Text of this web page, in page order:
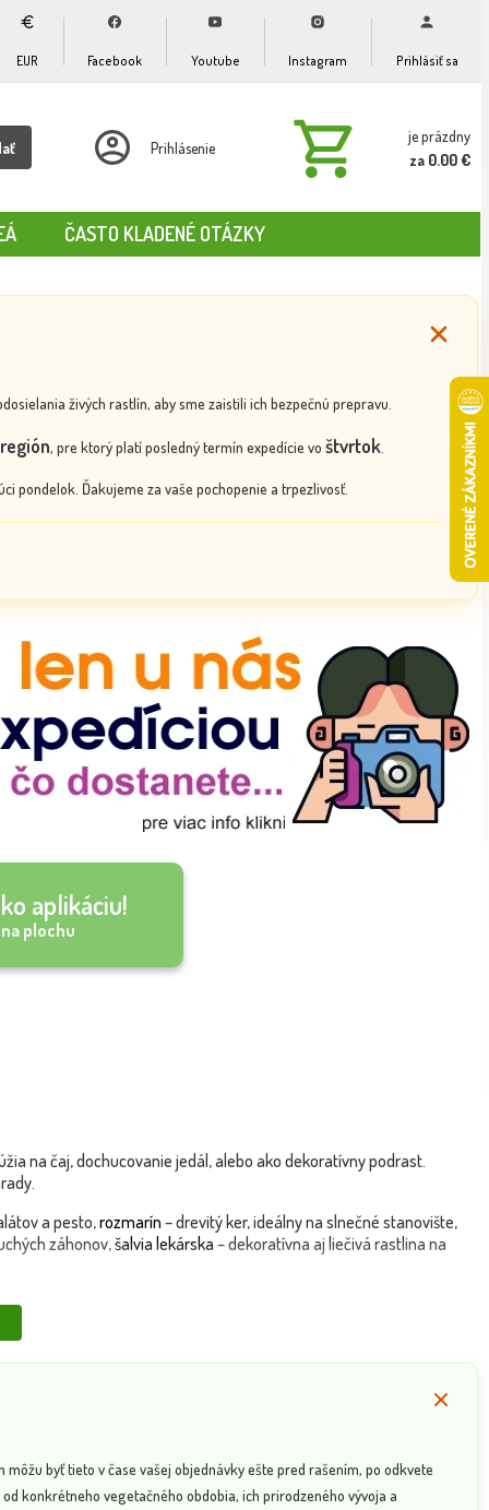
EUR Facebook Youtube Instagram Prihlásiť sa
Prihlásenie
je prázdny
za 0.00 €
ČASTO KLADENÉ OTÁZKY
živých rastlín, aby sme zaistili ich bezpečnú prepravu.
, pre ktorý platí posledný termín expedície vo štvrtok.
pondelok. Ďakujeme za vaše pochopenie a trpezlivosť.
aplikáciu!
plochu
na čaj, dochucovanie jedál, alebo ako dekoratívny podrast.
a pesto,rozmarín – drevitý ker, ideálny na slnečné stanovište,
záhonov,šalvia lekárska – dekoratívna aj liečivá rastlina na
bylinných záhonov či aromatický záhon pri terase.
sú ideálne aj pre začínajúcich záhradkárov.
byť tieto v čase vašej objednávky ešte pred rašením, po odkvete
konkrétneho vegetačného obdobia, ich prirodzeného vývoja a